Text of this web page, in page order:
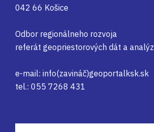
042 66 Košice
Odbor regionálneho rozvoja
referát geopriestorových dát a analýz
e-mail: info(zavináč)geoportalksk.sk
tel.: 055 7268 431